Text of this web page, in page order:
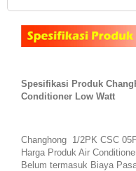
Spesifikasi Produk
Conditioner Low Watt
Changhong 1/2PK CSC
Harga Produk Air
Belum termasuk Biaya